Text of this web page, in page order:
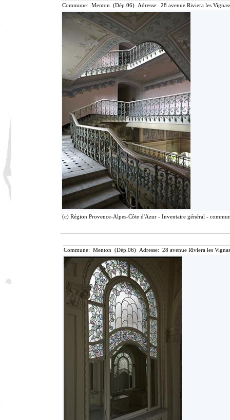
Commune: Menton (Dép.06) Adresse: 28 avenue Riviera les
(c) Région Provence-Alpes-Côte d'Azur - Inventaire général -
Commune: Menton (Dép.06) Adresse: 28 avenue Riviera les